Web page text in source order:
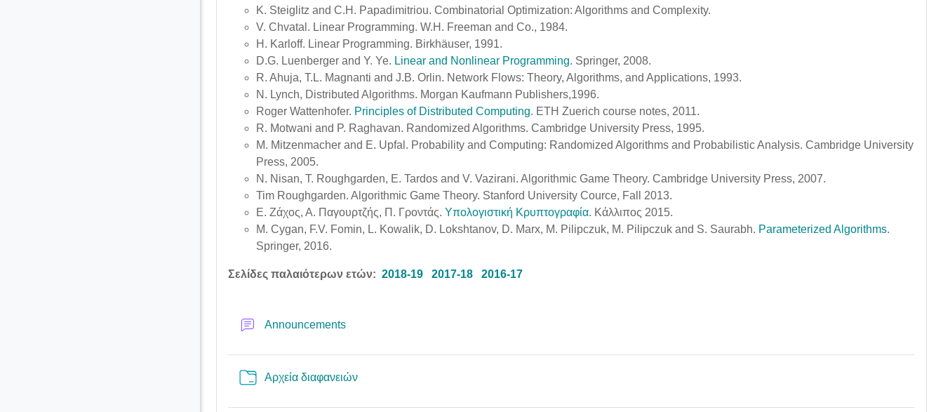
K. Steiglitz and C.H. Papadimitriou. Combinatorial Optimization: Algorithms and Complexity.
V. Chvatal. Linear Programming. W.H. Freeman and Co., 1984.
H. Karloff. Linear Programming. Birkhäuser, 1991.
D.G. Luenberger and Y. Ye. Linear and Nonlinear Programming. Springer, 2008.
R. Ahuja, T.L. Magnanti and J.B. Orlin. Network Flows: Theory, Algorithms, and Applications, 1993.
N. Lynch, Distributed Algorithms. Morgan Kaufmann Publishers,1996.
Roger Wattenhofer. Principles of Distributed Computing. ETH Zuerich course notes, 2011.
R. Motwani and P. Raghavan. Randomized Algorithms. Cambridge University Press, 1995.
M. Mitzenmacher and E. Upfal. Probability and Computing: Randomized Algorithms and Probabilistic Analysis. Cambridge University
Press, 2005.
N. Nisan, T. Roughgarden, E. Tardos and V. Vazirani. Algorithmic Game Theory. Cambridge University Press, 2007.
Tim Roughgarden. Algorithmic Game Theory. Stanford University Cource, Fall 2013.
Ε. Ζάχος, Α. Παγουρτζής, Π. Γροντάς. Υπολογιστική Κρυπτογραφία. Κάλλιπος 2015.
M. Cygan, F.V. Fomin, L. Kowalik, D. Lokshtanov, D. Marx, M. Pilipczuk, M. Pilipczuk and S. Saurabh. Parameterized Algorithms.
Springer, 2016.
Σελίδες παλαιότερων ετών: 2018-19 2017-18 2016-17
Announcements
Αρχεία διαφανειώνFolder